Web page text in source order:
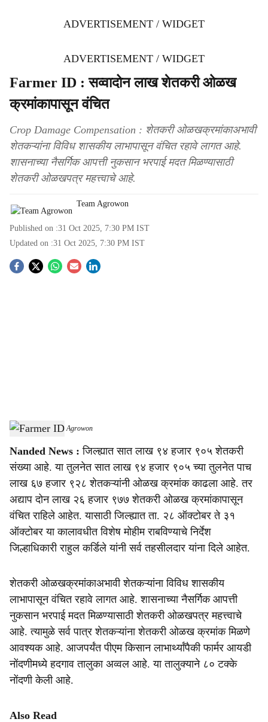
ADVERTISEMENT / WIDGET
ADVERTISEMENT / WIDGET
Farmer ID : सव्वादोन लाख शेतकरी ओळख
क्रमांकापासून वंचित
Crop Damage Compensation : शेतकरी ओळखक्रमांकाअभावी
शेतकऱ्यांना विविध शासकीय लाभापासून वंचित रहावे लागत आहे.
शासनाच्या नैसर्गिक आपत्ती नुकसान भरपाई मदत मिळण्यासाठी
शेतकरी ओळखपत्र महत्त्वाचे आहे.
Team Agrowon
Published on :31 Oct 2025, 7:30 PM IST
Updated on :31 Oct 2025, 7:30 PM IST
S
a
r
e
Agristack Yojana -Agrowon
Nanded News : जिल्ह्यात सात लाख ९४ हजार ९०५ शेतकरी
संख्या आहे. या तुलनेत सात लाख ९४ हजार ९०५ च्या तुलनेत पाच
लाख ६७ हजार ९२८ शेतकऱ्यांनी ओळख क्रमांक काढला आहे. तर
अद्याप दोन लाख २६ हजार ९७७ शेतकरी ओळख क्रमांकापासून
वंचित राहिले आहेत. यासाठी जिल्ह्यात ता. २८ ऑक्टोबर ते ३१
ऑक्टोबर या कालावधीत विशेष मोहीम राबविण्याचे निर्देश
जिल्हाधिकारी राहुल कर्डिले यांनी सर्व तहसीलदार यांना दिले आहेत.
शेतकरी ओळखक्रमांकाअभावी शेतकऱ्यांना विविध शासकीय
लाभापासून वंचित रहावे लागत आहे. शासनाच्या नैसर्गिक आपत्ती
नुकसान भरपाई मदत मिळण्यासाठी शेतकरी ओळखपत्र महत्त्वाचे
आहे. त्यामुळे सर्व पात्र शेतकऱ्यांना शेतकरी ओळख क्रमांक मिळणे
आवश्यक आहे. आजपर्यंत पीएम किसान लाभार्थ्यांपैकी फार्मर आयडी
नोंदणीमध्ये हदगाव तालुका अव्वल आहे. या तालुक्याने ८० टक्के
नोंदणी केली आहे.
Also Read